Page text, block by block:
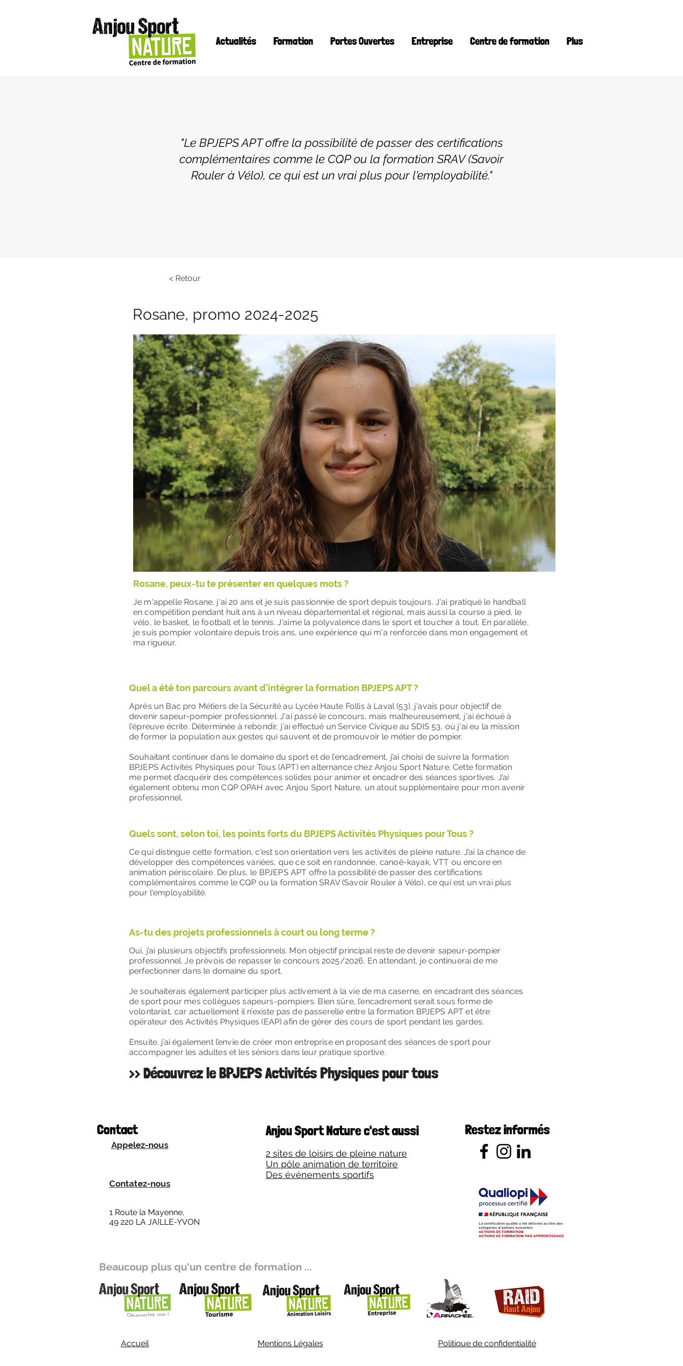
Actualités Formation Portes Ouvertes Entreprise Centre de formation Plus
"Le BPJEPS APT offre la possibilité de passer des certifications
complémentaires comme le CQP ou la formation SRAV (Savoir
Rouler à Vélo), ce qui est un vrai plus pour l'employabilité."
< Retour
Rosane, promo 2024-2025
Rosane, peux-tu te présenter en quelques mots ?
Je m'appelle Rosane, j'ai 20 ans et je suis passionnée de sport depuis toujours. J'ai pratiqué le handball
en compétition pendant huit ans à un niveau départemental et régional, mais aussi la course à pied, le
vélo, le basket, le football et le tennis. J'aime la polyvalence dans le sport et toucher à tout. En parallèle,
je suis pompier volontaire depuis trois ans, une expérience qui m'a renforcée dans mon engagement et
ma rigueur.
Quel a été ton parcours avant d’intégrer la formation BPJEPS APT ?
Après un Bac pro Métiers de la Sécurité au Lycée Haute Follis à Laval (53), j'avais pour objectif de
devenir sapeur-pompier professionnel. J'ai passé le concours, mais malheureusement, j'ai échoué à
l'épreuve écrite. Déterminée à rebondir, j'ai effectué un Service Civique au SDIS 53, où j'ai eu la mission
de former la population aux gestes qui sauvent et de promouvoir le métier de pompier.
Souhaitant continuer dans le domaine du sport et de l’encadrement, j’ai choisi de suivre la formation
BPJEPS Activités Physiques pour Tous (APT) en alternance chez Anjou Sport Nature. Cette formation
me permet d’acquérir des compétences solides pour animer et encadrer des séances sportives. J’ai
également obtenu mon CQP OPAH avec Anjou Sport Nature, un atout supplémentaire pour mon avenir
professionnel.
Quels sont, selon toi, les points forts du BPJEPS Activités Physiques pour Tous ?
Ce qui distingue cette formation, c'est son orientation vers les activités de pleine nature. J’ai la chance de
développer des compétences variées, que ce soit en randonnée, canoë-kayak, VTT ou encore en
animation périscolaire. De plus, le BPJEPS APT offre la possibilité de passer des certifications
complémentaires comme le CQP ou la formation SRAV (Savoir Rouler à Vélo), ce qui est un vrai plus
pour l'employabilité.
As-tu des projets professionnels à court ou long terme ?
Oui, j’ai plusieurs objectifs professionnels. Mon objectif principal reste de devenir sapeur-pompier
professionnel. Je prévois de repasser le concours 2025/2026. En attendant, je continuerai de me
perfectionner dans le domaine du sport.
Je souhaiterais également participer plus activement à la vie de ma caserne, en encadrant des séances
de sport pour mes collègues sapeurs-pompiers. Bien sûre, l’encadrement serait sous forme de
volontariat, car actuellement il n’existe pas de passerelle entre la formation BPJEPS APT et être
opérateur des Activités Physiques (EAP) afin de gérer des cours de sport pendant les gardes.
Ensuite, j’ai également l’envie de créer mon entreprise en proposant des séances de sport pour
accompagner les adultes et les séniors dans leur pratique sportive.
>> Découvrez le BPJEPS Activités Physiques pour tous
Contact
Appelez-nous
Contatez-nous
1 Route la Mayenne,
49 220 LA JAILLE-YVON
Anjou Sport Nature c'est aussi
2 sites de loisirs de pleine nature
Un pôle animation de territoire
Des événements sportifs
Restez informés
Beaucoup plus qu'un centre de formation ...
Accueil Mentions Légales Politique de confidentialité